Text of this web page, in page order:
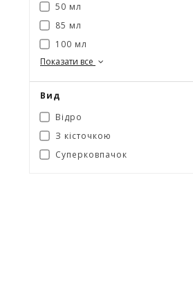
50 мл
85 мл
100 мл
Показати все
Вид
Відро
З кісточкою
Суперковпачок